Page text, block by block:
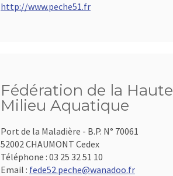
http://www.peche51.fr
Fédération de la
Milieu Aquatique
Port de la Maladière - B.P. N° 70061
52002 CHAUMONT Cedex
Téléphone : 03 25 32 51 10
Email : fede52.peche@wanadoo.fr